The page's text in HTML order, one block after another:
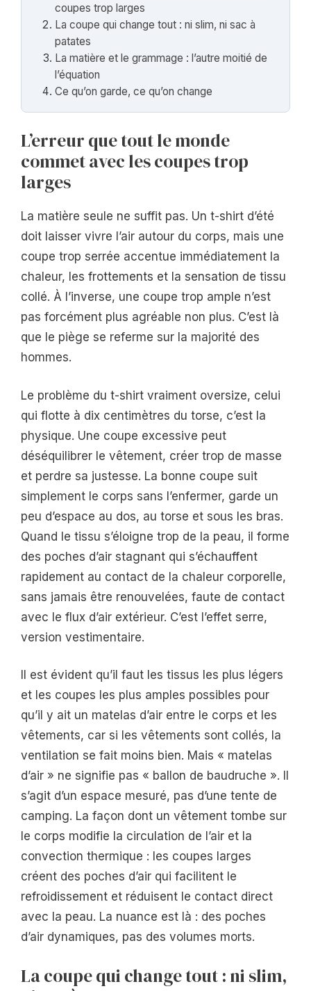
coupes trop larges
La coupe qui change tout : ni slim, ni sac à
patates
La matière et le grammage : l’autre moitié de
l’équation
Ce qu’on garde, ce qu’on change
L’erreur que tout le monde
commet avec les coupes trop
larges
La matière seule ne suffit pas. Un t-shirt d’été
doit laisser vivre l’air autour du corps, mais une
coupe trop serrée accentue immédiatement la
chaleur, les frottements et la sensation de tissu
collé. À l’inverse, une coupe trop ample n’est
pas forcément plus agréable non plus. C’est là
que le piège se referme sur la majorité des
hommes.
Le problème du t-shirt vraiment oversize, celui
qui flotte à dix centimètres du torse, c’est la
physique. Une coupe excessive peut
déséquilibrer le vêtement, créer trop de masse
et perdre sa justesse. La bonne coupe suit
simplement le corps sans l’enfermer, garde un
peu d’espace au dos, au torse et sous les bras.
Quand le tissu s’éloigne trop de la peau, il forme
des poches d’air stagnant qui s’échauffent
rapidement au contact de la chaleur corporelle,
sans jamais être renouvelées, faute de contact
avec le flux d’air extérieur. C’est l’effet serre,
version vestimentaire.
Il est évident qu’il faut les tissus les plus légers
et les coupes les plus amples possibles pour
qu’il y ait un matelas d’air entre le corps et les
vêtements, car si les vêtements sont collés, la
ventilation se fait moins bien. Mais « matelas
d’air » ne signifie pas « ballon de baudruche ». Il
s’agit d’un espace mesuré, pas d’une tente de
camping. La façon dont un vêtement tombe sur
le corps modifie la circulation de l’air et la
convection thermique : les coupes larges
créent des poches d’air qui facilitent le
refroidissement et réduisent le contact direct
avec la peau. La nuance est là : des poches
d’air dynamiques, pas des volumes morts.
La coupe qui change tout : ni slim,